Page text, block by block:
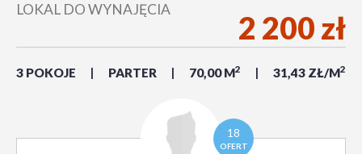
LOKAL DO WYNAJĘCIA
3 POKOJE PARTER 70,00 M2 31,43 ZŁ/M2
2 200 zł
18
OFERT